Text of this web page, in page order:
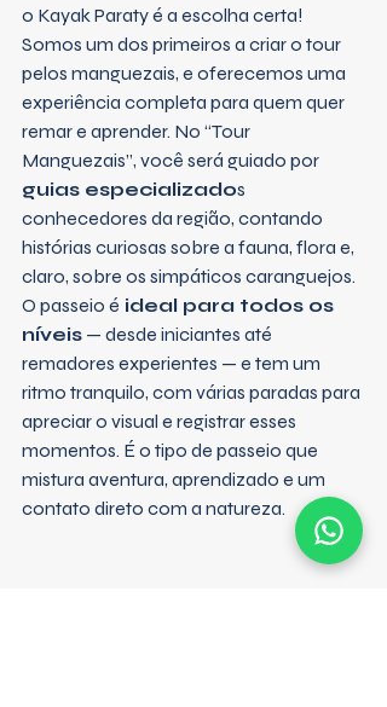
o Kayak Paraty é a escolha certa!
Somos um dos primeiros a criar o tour
pelos manguezais, e oferecemos uma
experiência completa para quem quer
remar e aprender. No “Tour
Manguezais”, você será guiado por
guias especializados
conhecedores da região, contando
histórias curiosas sobre a fauna, flora e,
claro, sobre os simpáticos caranguejos.
O passeio é ideal para todos os
níveis — desde iniciantes até
remadores experientes — e tem um
ritmo tranquilo, com várias paradas para
apreciar o visual e registrar esses
momentos. É o tipo de passeio que
mistura aventura, aprendizado e um
contato direto com a natureza.